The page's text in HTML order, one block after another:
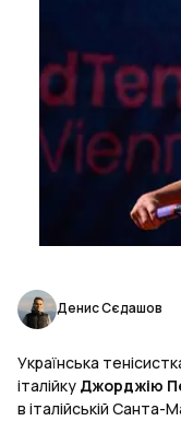
Денис Сєдашов
Українська
італійку Джорджію
в італійській Санта-